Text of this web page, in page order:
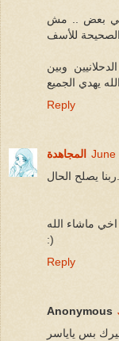
في بعض .. مش
للأسف
وبين
يهدي الجميع
Reply
المجاهدة
June
ماشاء الله
:)
Reply
Anonymous
بس ياياسر